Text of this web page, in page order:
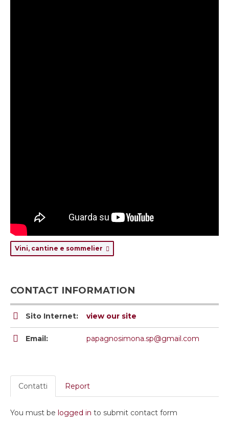
Vini, cantine e sommelier
CONTACT INFORMATION
Sito Internet: view our site
Email: papagnosimona.sp@gmail.com
Contatti Report
You must be logged in to submit contact form